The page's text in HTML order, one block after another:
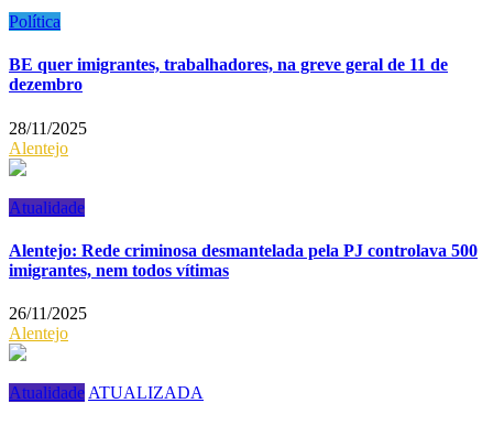
Política
BE quer imigrantes, trabalhadores, na greve geral de 11 de
dezembro
28/11/2025
Alentejo
Atualidade
Alentejo: Rede criminosa desmantelada pela PJ controlava 500
imigrantes, nem todos vítimas
26/11/2025
Alentejo
Atualidade ATUALIZADA